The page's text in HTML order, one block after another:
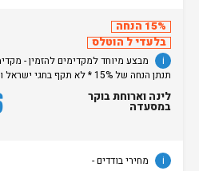
15% הנחה
בלעדי ל הוטלס
i
תנתן הנחה של 15% * לא תקף
מחירי בודדים -
לינה וארוחת בוקר
במסעדה
i מחירי בודדים -